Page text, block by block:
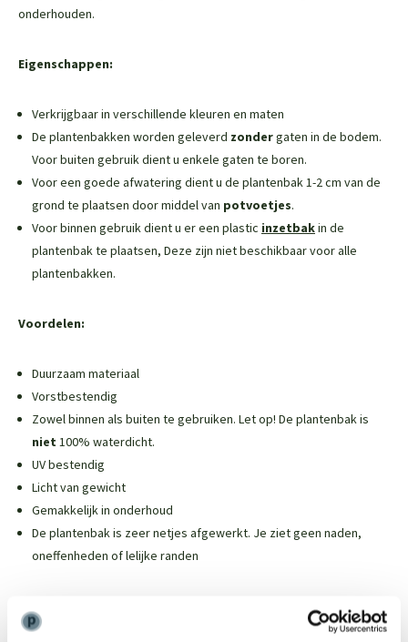
onderhouden.
Eigenschappen:
Verkrijgbaar in verschillende kleuren en maten
De plantenbakken worden geleverd zondergaten in de bodem.
Voor buiten gebruik dient u enkele gaten te boren.
Voor een goede afwatering dient u de plantenbak 1-2 cm van de
grond te plaatsen door middel van potvoetjes.
Voor binnen gebruik dient u er een plastic inzetbakin de
plantenbak te plaatsen, Deze zijn niet beschikbaar voor alle
plantenbakken.
Voordelen:
Duurzaam materiaal
Vorstbestendig
Zowel binnen als buiten te gebruiken. Let op! De plantenbak is
niet 100% waterdicht.
UV bestendig
Licht van gewicht
Gemakkelijk in onderhoud
De plantenbak is zeer netjes afgewerkt. Je ziet geen naden,
oneffenheden of lelijke randen